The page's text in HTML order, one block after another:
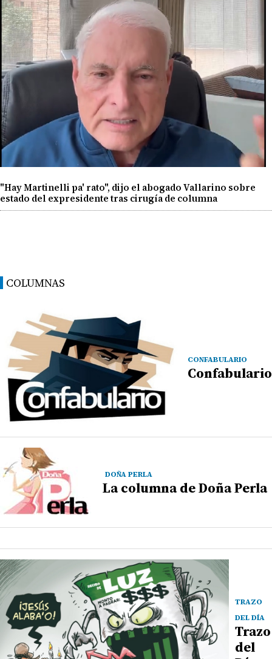
"Hay Martinelli pa' rato", dijo el abogado Vallarino sobre
estado del expresidente tras cirugía de columna
COLUMNAS
CONFABULARIO
Confabulario
DOÑA PERLA
La columna de Doña Perla
TRAZO
DEL DÍA
Trazo
del